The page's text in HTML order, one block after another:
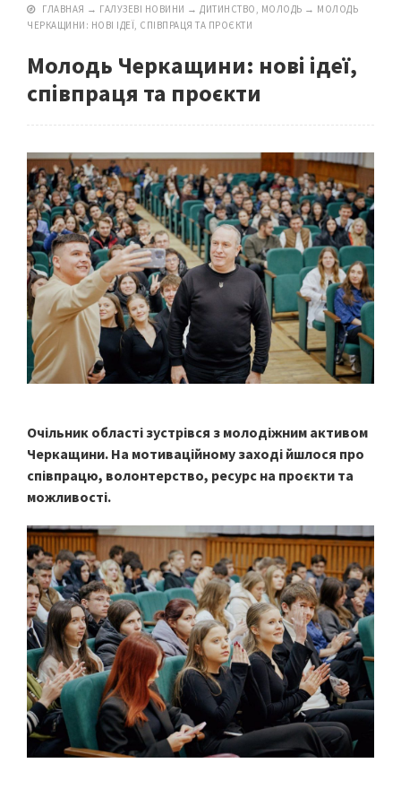
ГЛАВНАЯ → ГАЛУЗЕВІ НОВИНИ → ДИТИНСТВО, МОЛОДЬ → МОЛОДЬ
ЧЕРКАЩИНИ: НОВІ ІДЕЇ, СПІВПРАЦЯ ТА ПРОЄКТИ
Молодь Черкащини: нові ідеї,
співпраця та проєкти
Очільник області зустрівся з молодіжним активом
Черкащини. На мотиваційному заході йшлося про
співпрацю, волонтерство, ресурс на проєкти та
можливості.